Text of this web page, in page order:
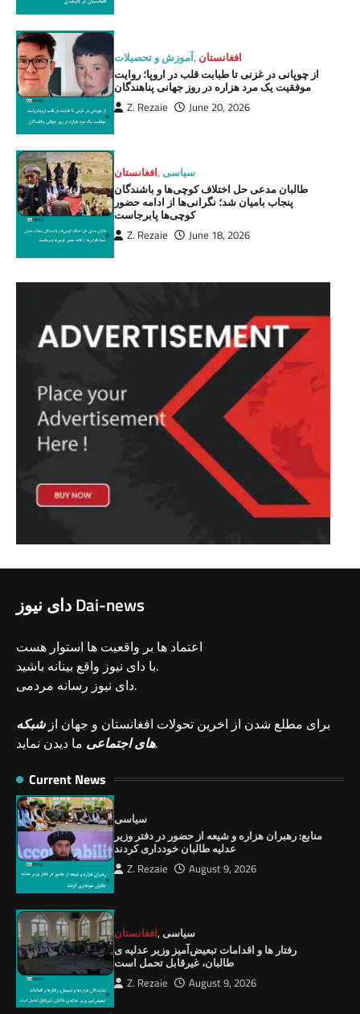
آموزش و تحصیلات, افغانستان
از چوپانی در غزنی تا طبابت قلب در اروپا؛ روایت
موفقیت یک مرد هزاره در روز جهانی پناهندگان
Z. Rezaie June 20, 2026
افغانستان,سیاسی
طالبان مدعی حل اختلاف کوچی‌ها و باشندگان
پنجاب بامیان شد؛ نگرانی‌ها از ادامه حضور
کوچی‌ها پابرجاست
Z. Rezaie June 18, 2026
دای نیوز Dai-news
اعتماد ها بر واقعیت ها استوار هست
با دای نیوز واقع بینانه باشید.
دای نیوز رسانه مردمی.
برای مطلع شدن از اخرین تحولات افغانستان و جهان ازشبکه
های اجتماعیما دیدن نماید.
Current News
سیاسی
منابع: رهبران هزاره و شیعه از حضور در دفتر وزیر
عدلیه طالبان خودداری کردند
Z. Rezaie August 9, 2026
افغانستان, سیاسی
رفتار ها و اقدامات تبعیض‌آمیز وزیر عدلیه ی
طالبان، ‏غیرقابل تحمل است
Z. Rezaie August 9, 2026